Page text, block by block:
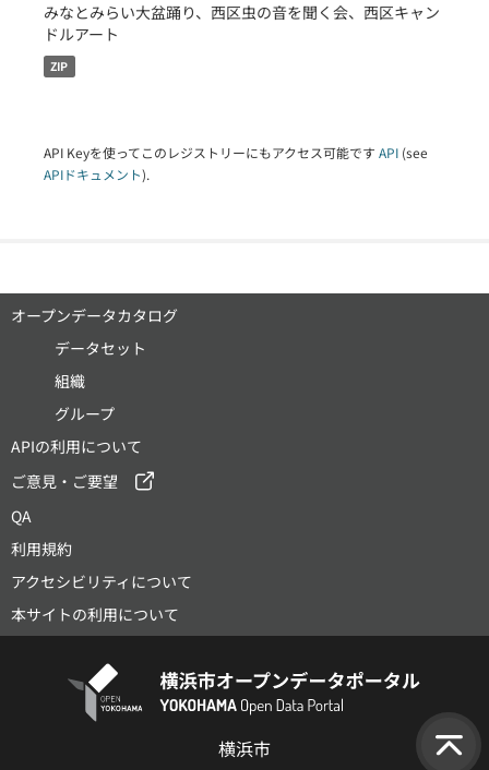
みなとみらい大盆踊り、西区虫の音を聞く会、西区キャン
ドルアート
ZIP
API Keyを使ってこのレジストリーにもアクセス可能です API (see
APIドキュメント).
オープンデータカタログ
データセット
組織
グループ
APIの利用について
ご意見・ご要望
QA
利用規約
アクセシビリティについて
本サイトの利用について
横浜市